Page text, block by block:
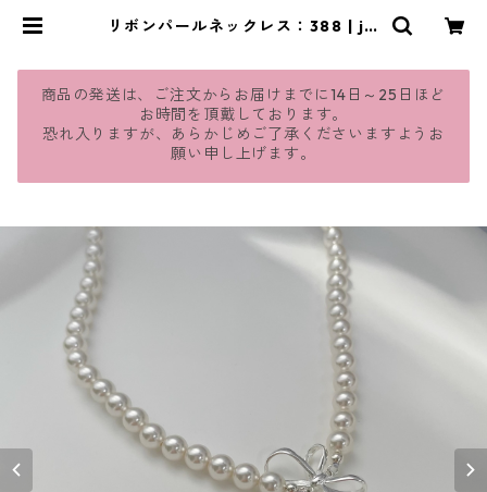
リボンパールネックレス：388 | jm
商品の発送は、ご注文からお届けまでに14日～25日ほど
お時間を頂戴しております。
恐れ入りますが、あらかじめご了承くださいますようお
願い申し上げます。